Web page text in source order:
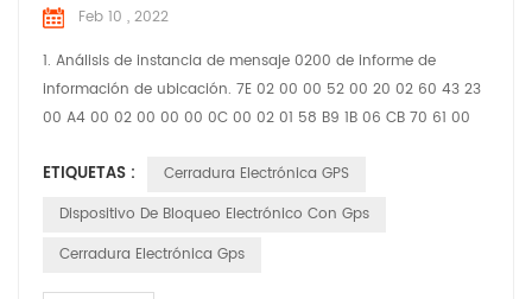
Feb 10 , 2022
1. Análisis de instancia de mensaje 0200 de informe de
información de ubicación. 7E 02 00 00 52 00 20 02 60 43 23
00 A4 00 02 00 00 00 0C 00 02 01 58 B9 1B 06 CB 70 61 00
00 25 04 00 00 00 01 30 01 11 31 01 10 E3 01 00 D5 1B 02 20 02
60 43 23 27 95 93 78 61 60 00 12 20 00 00 12 34 27 95 93 78
ETIQUETAS :
Cerradura Electrónica GPS
Dispositivo De Bloqueo Electrónico Con Gps
Cerradura Electrónica Gps